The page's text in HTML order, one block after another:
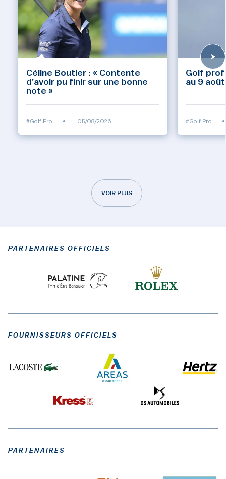
Céline Boutier : « Contente
d’avoir pu finir sur une bonne
note »
#Golf Pro • 05/08/2026
Golf
au 9 août
#Golf Pro •
VOIR PLUS
PARTENAIRES OFFICIELS
FOURNISSEURS OFFICIELS
PARTENAIRES